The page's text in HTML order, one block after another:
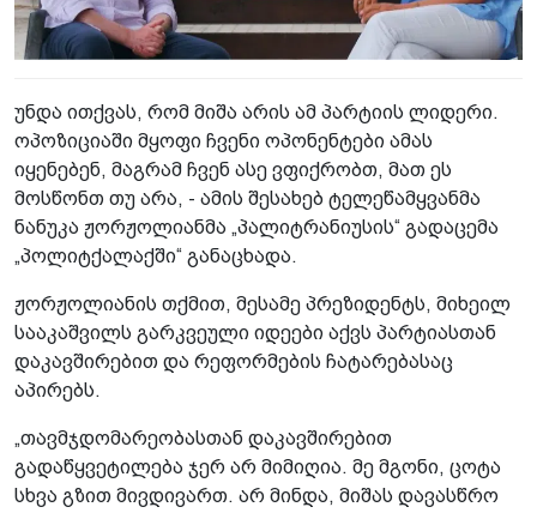
უნდა ითქვას, რომ მიშა არის ამ პარტიის ლიდერი.
ოპოზიციაში მყოფი ჩვენი ოპონენტები ამას
იყენებენ, მაგრამ ჩვენ ასე ვფიქრობთ, მათ ეს
მოსწონთ თუ არა, - ამის შესახებ ტელეწამყვანმა
ნანუკა ჟორჟოლიანმა „პალიტრანიუსის“ გადაცემა
„პოლიტქალაქში“ განაცხადა.
ჟორჟოლიანის თქმით, მესამე პრეზიდენტს, მიხეილ
სააკაშვილს გარკვეული იდეები აქვს პარტიასთან
დაკავშირებით და რეფორმების ჩატარებასაც
აპირებს.
„თავმჯდომარეობასთან დაკავშირებით
გადაწყვეტილება ჯერ არ მიმიღია. მე მგონი, ცოტა
სხვა გზით მივდივართ. არ მინდა, მიშას დავასწრო